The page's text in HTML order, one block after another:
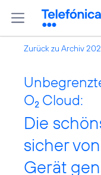
Zurück zu Archiv
O2 Cloud:
Die
sicher
Gerät